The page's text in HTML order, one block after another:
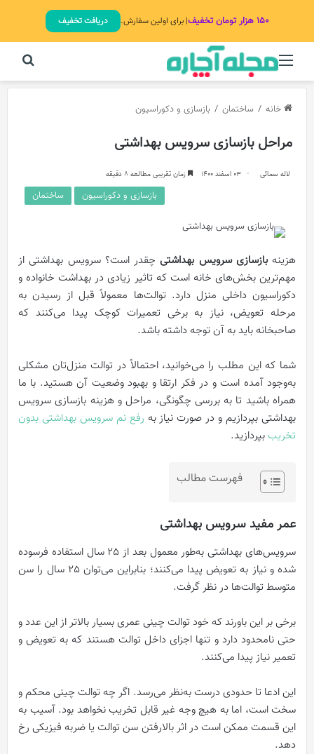
۱۵۰ هزار تومان تخفیف | برای اولین سفارش. دریافت تخفیف
منو
خانه / ساختمان / بازسازی و دکوراسیون
مراحل بازسازی سرویس بهداشتی
لاله سمائی 03 اسفند 1400 زمان تقریبی مطالعه 8 دقیقه
بازسازی و دکوراسیون ساختمان
هزینهبازسازی سرویس بهداشتیچقدر است؟ سرویس بهداشتی از
مهم‌ترین بخش‌های خانه است که تاثیر زیادی در بهداشت خانواده و
دکوراسیون داخلی منزل دارد. توالت‌ها معمولاً قبل از رسیدن به
مرحله تعویض، نیاز به برخی تعمیرات کوچک پیدا می‌کنند که
صاحبخانه باید به آن توجه داشته باشد.
شما که این مطلب را می‌خوانید، احتمالاً در توالت منزل‌تان مشکلی
به‌وجود آمده است و در فکر ارتقا و بهبود وضعیت آن هستید. با ما
همراه باشید تا به بررسی چگونگی، مراحل و هزینه بازسازی سرویس
بهداشتی بپردازیم و در صورت نیاز به رفع نم سرویس بهداشتی بدون
تخریببپردازید.
فهرست مطالب
عمر مفید سرویس بهداشتی
سرویس‌های بهداشتی به‌طور معمول بعد از 25 سال استفاده فرسوده
شده و نیاز به تعویض پیدا می‌کنند؛ بنابراین می‌توان 25 سال را سن
متوسط توالت‌ها در نظر گرفت.
برخی بر این باورند که خود توالت چینی عمری بسیار بالاتر از این عدد و
حتی نامحدود دارد و تنها اجزای داخل توالت هستند که به تعویض و
تعمیر نیاز پیدا می‌کنند.
این ادعا تا حدودی درست به‌نظر می‌رسد. اگر چه توالت چینی محکم و
سخت است، اما به هیچ وجه غیر قابل تخریب نخواهد بود. آسیب به
این قسمت ممکن است در اثر بالارفتن سن توالت یا ضربه فیزیکی رخ
دهد.